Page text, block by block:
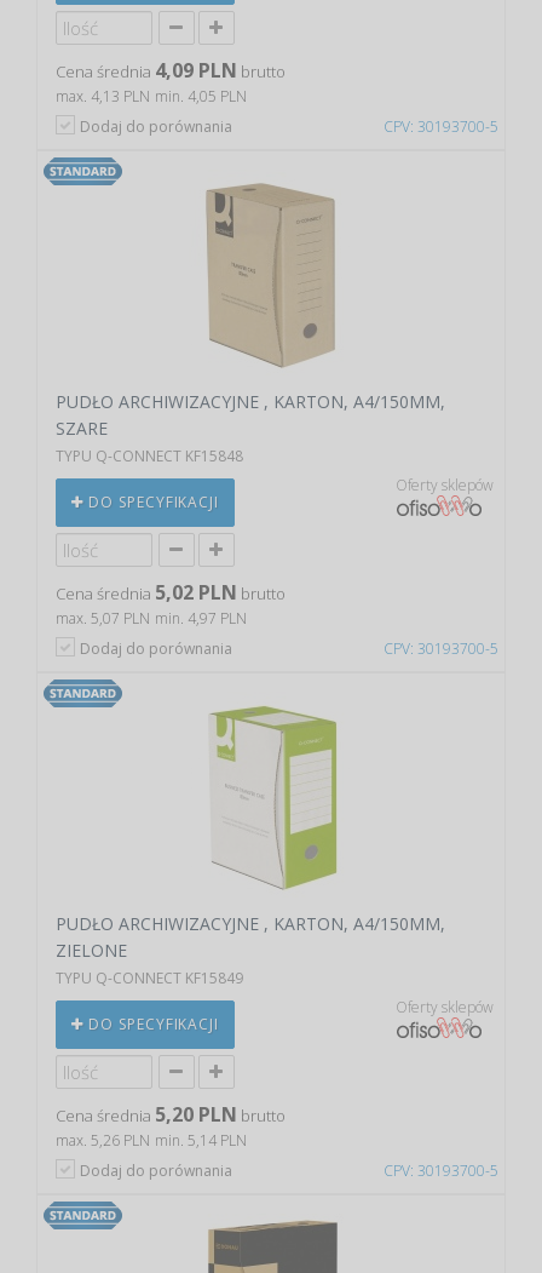
CPV: 30193700-5
Cena średnia 4,09 PLN brutto
max. 4,13 PLN min. 4,05 PLN
Dodaj do porównania
CPV: 30193700-5
PUDŁO ARCHIWIZACYJNE , KARTON, A4/150MM,
SZARE
TYPU Q-CONNECT KF15848
DO SPECYFIKACJI
Oferty sklepów
Cena średnia 5,02 PLN brutto
max. 5,07 PLN min. 4,97 PLN
Dodaj do porównania
CPV: 30193700-5
PUDŁO ARCHIWIZACYJNE , KARTON, A4/150MM,
ZIELONE
TYPU Q-CONNECT KF15849
DO SPECYFIKACJI
Oferty sklepów
Cena średnia 5,20 PLN brutto
max. 5,26 PLN min. 5,14 PLN
Dodaj do porównania